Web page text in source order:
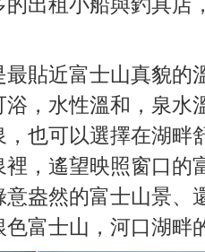
貼近富士山真貌的
，水性溫和，泉水
也可以選擇在湖畔
，遙望映照窗口的
盎然的富士山景、
富士山，河口湖畔